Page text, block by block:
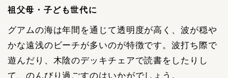
祖父母・子ども世代に
グアムの海は年間を通じて透明度が高く、波が穏や
かな遠浅のビーチが多いのが特徴です。波打ち際で
遊んだり、木陰のデッキチェアで読書をしたりし
て、のんびり過ごすのはいかがでしょう。